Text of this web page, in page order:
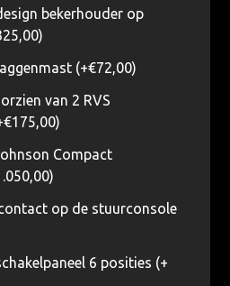
bekerhouder op
)
(+€72,00)
van 2 RVS
€175,00)
Compact
)
op de stuurconsole
6 posities (+